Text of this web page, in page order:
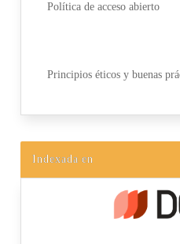
Política de acceso abierto
Principios éticos y buenas
Indexada en